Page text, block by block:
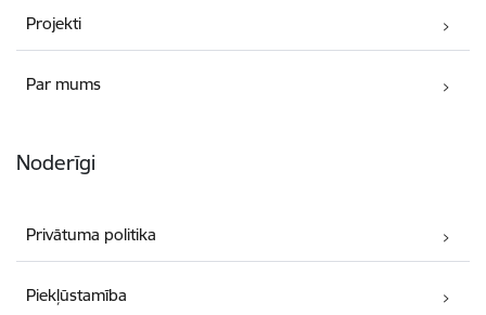
Projekti
Par mums
Noderīgi
Privātuma politika
Piekļūstamība